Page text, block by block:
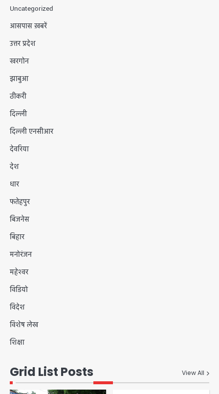
Uncategorized
आसपास ख़बरें
उत्तर प्रदेश
खरगोन
झाबुआ
ठीकरी
दिल्ली
दिल्ली एनसीआर
देवरिया
देश
धार
फतेहपुर
बिजनेस
बिहार
मनोरंजन
महेश्वर
विडियो
विदेश
विशेष लेख
शिक्षा
Grid List Posts View All